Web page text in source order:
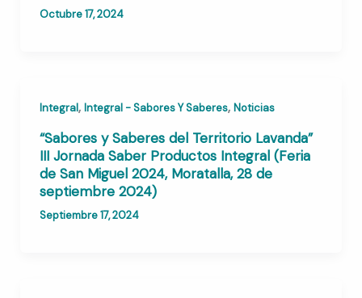
Octubre 17, 2024
Integral, Integral - Sabores Y Saberes, Noticias
“Sabores y Saberes del Territorio Lavanda”
III Jornada Saber Productos Integral (Feria
de San Miguel 2024, Moratalla, 28 de
septiembre 2024)
Septiembre 17, 2024